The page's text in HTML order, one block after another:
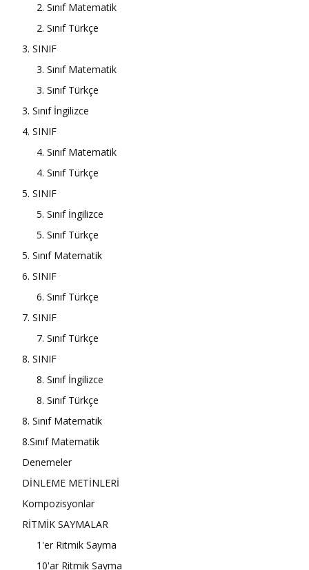
2. Sınıf Matematik
2. Sınıf Türkçe
3. SINIF
3. Sınıf Matematik
3. Sınıf Türkçe
3. Sınıf İngilizce
4. SINIF
4. Sınıf Matematik
4. Sınıf Türkçe
5. SINIF
5. Sınıf İngilizce
5. Sınıf Türkçe
5. Sınıf Matematik
6. SINIF
6. Sınıf Türkçe
7. SINIF
7. Sınıf Türkçe
8. SINIF
8. Sınıf İngilizce
8. Sınıf Türkçe
8. Sınıf Matematik
8.Sınıf Matematik
Denemeler
DİNLEME METİNLERİ
Kompozisyonlar
RİTMİK SAYMALAR
1'er Ritmik Sayma
10'ar Ritmik Sayma